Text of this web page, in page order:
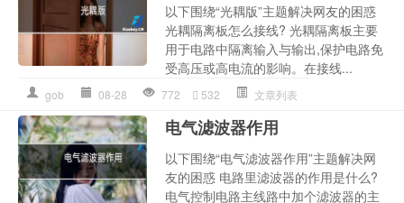
以下围绕“光耦版”主题解决网友的困惑
光耦隔离板怎么接线? 光耦隔离板主要
用于电路中隔离输入与输出,保护电路免
受高压或高电流的影响。在接线...
gob 08-28 772 532 文章列表
电气滤波器作用
以下围绕“电气滤波器作用”主题解决网
友的困惑 电路里滤波器的作用是什么?
电气控制电路主线路中加个滤波器的主